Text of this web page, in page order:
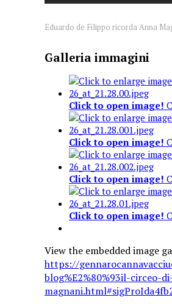
Eduardo de Filippo ricorda Anna
Galleria immagini
Click to open image!
Click to open image!
Click to open image!
Click to open image!
View the embedded image
https://
blog%E2%80%93il-circeo-